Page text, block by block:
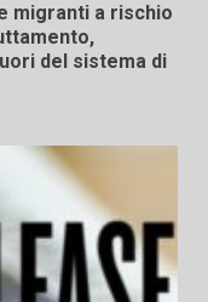
migranti a rischio
del sistema di